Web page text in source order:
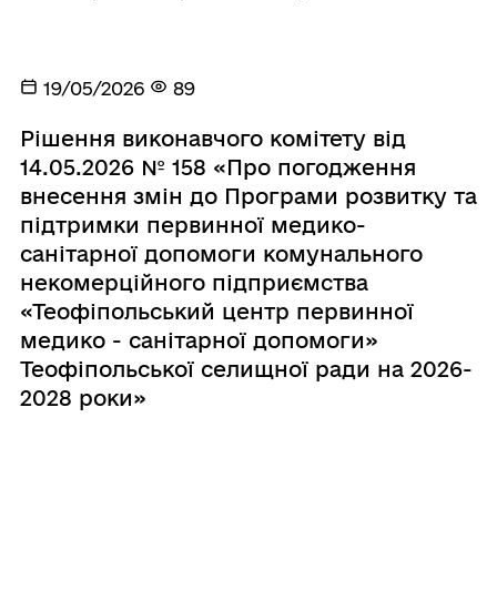
19/05/2026 89
Рішення виконавчого комітету від
14.05.2026 № 158 «Про погодження
внесення змін до Програми розвитку та
підтримки первинної медико-
санітарної допомоги комунального
некомерційного підприємства
«Теофіпольський центр первинної
медико - санітарної допомоги»
Теофіпольської селищної ради на 2026-
2028 роки»